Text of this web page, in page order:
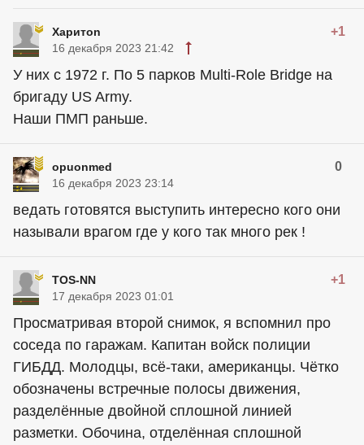
Харитon +1
16 декабря 2023 21:42
У них с 1972 г. По 5 парков Multi-Role Bridge на
бригаду US Army.
Наши ПМП раньше.
opuonmed 0
16 декабря 2023 23:14
ведать готовятся выступить интересно кого они
называли врагом где у кого так много рек !
TOS-NN +1
17 декабря 2023 01:01
Просматривая второй снимок, я вспомнил про
соседа по гаражам. Капитан войск полиции
ГИБДД. Молодцы, всё-таки, американцы. Чётко
обозначены встречные полосы движения,
разделённые двойной сплошной линией
разметки. Обочина, отделённая сплошной